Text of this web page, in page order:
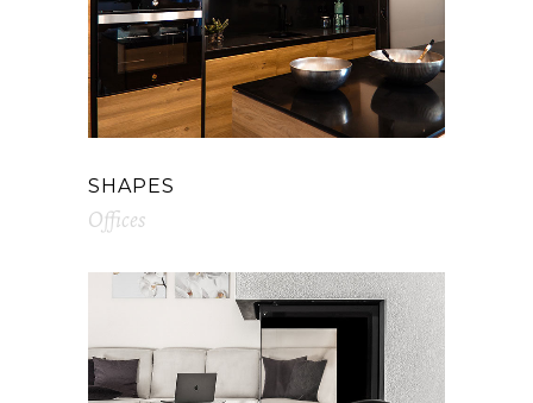
SHAPES
Offices